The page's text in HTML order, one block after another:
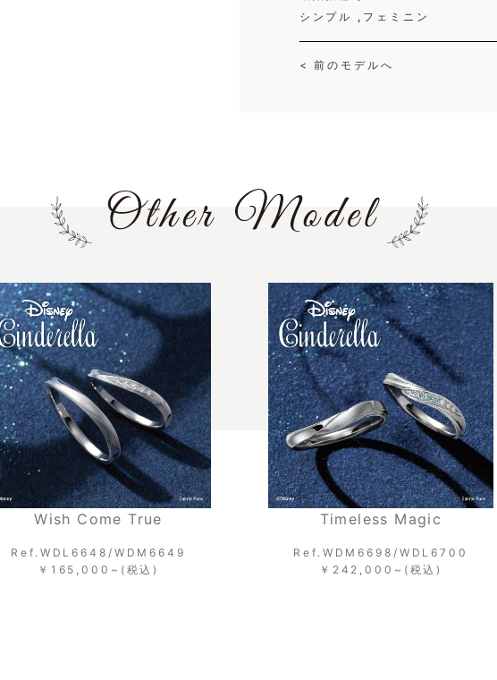
シンプル
フェミニン
< 前のモデルへ
Wish Come True
Ref.WDL6648/WDM6649
￥165,000~(税込)
Timeless Magic
Ref.WDM6698/WDL6700
￥242,000~(税込)